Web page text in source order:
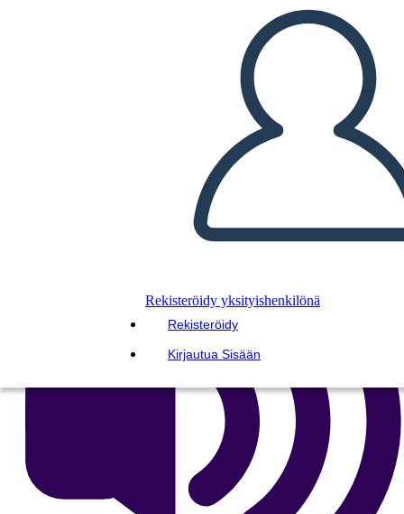
Rekisteröidy yksityishenkilönä
Rekisteröidy
Kirjautua Sisään
Liiketoimintasuunnitelmamal
Kopioi tämä kuvakäsikirjoitus
LUO KUVAKÄSIKIRJOITUS
TOISTA DIAESITYS
LUE MINULLE